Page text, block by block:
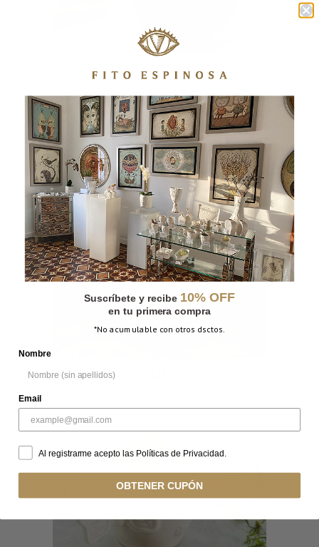
MUG DRAGÓN NOCHE
MUG COLIBRÍ GRES
Suscríbete y recibe 10% OFF
en tu primera compra
*No acumulable con otros dsctos.
Nombre
Email
Al registrarme acepto las Políticas de Privacidad.
OBTENER CUPÓN